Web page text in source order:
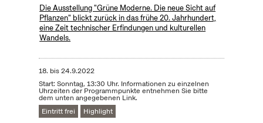
Die Ausstellung "Grüne Moderne. Die neue Sicht auf
Pflanzen" blickt zurück in das frühe 20. Jahrhundert,
eine Zeit technischer Erfindungen und kulturellen
Wandels.
18. bis24.9.2022
Start: Sonntag, 13:30 Uhr. Informationen zu einzelnen
Uhrzeiten der Programmpunkte entnehmen Sie bitte
dem unten angegebenen Link.
Eintritt frei
Highlight